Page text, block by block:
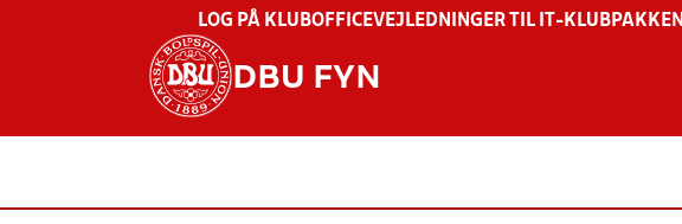
LOG PÅ KLUBOFFICEVEJLEDNINGER TIL IT-KLUBPAKKEN
DBU FYN